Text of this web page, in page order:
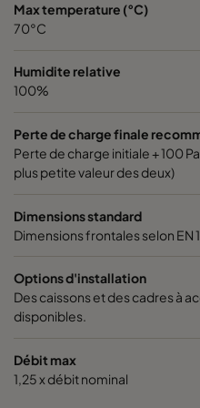
1060 592x592x370-6
1060 592x490x370-6
1060 592x287x370-6
1060 287x592x370-3
2550 592x490x640-12
2550 490x592x640-10
Max temperature (°C)
70°C
Humidite relative
100%
Perte de charge finale
Perte de charge initiale + 100
plus petite valeur des deux)
Dimensions standard
Dimensions frontales selon EN
Options d'installation
Des caissons et des cadres à
disponibles.
Débit max
1,25 x débit nominal